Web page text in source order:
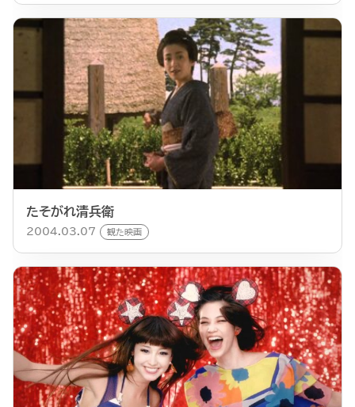
たそがれ清兵衛
2004.03.07 観た映画